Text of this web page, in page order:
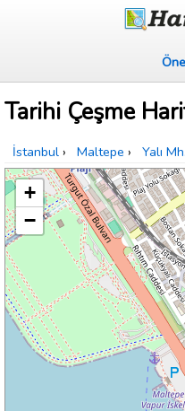
Tarihi Çeşme
İstanbul › Maltepe › Yalı Mh.
+
−